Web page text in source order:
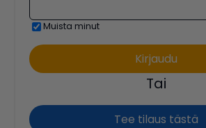
Muista minut
Tai
Tee tilaus tästä